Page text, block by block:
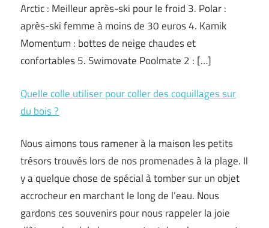
Arctic : Meilleur après-ski pour le froid 3. Polar :
après-ski femme à moins de 30 euros 4. Kamik
Momentum : bottes de neige chaudes et
confortables 5. Swimovate Poolmate 2 : […]
Quelle colle utiliser pour coller des coquillages sur
du bois ?
Nous aimons tous ramener à la maison les petits
trésors trouvés lors de nos promenades à la plage. Il
y a quelque chose de spécial à tomber sur un objet
accrocheur en marchant le long de l’eau. Nous
gardons ces souvenirs pour nous rappeler la joie